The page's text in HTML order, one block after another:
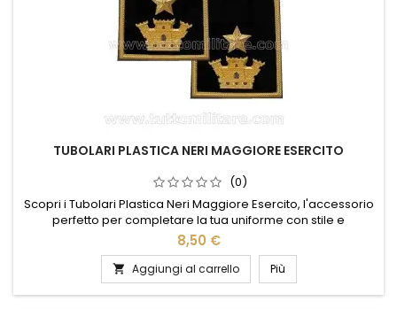
TUBOLARI PLASTICA NERI MAGGIORE ESERCITO
(0)
Scopri i Tubolari Plastica Neri Maggiore Esercito, l'accessorio
perfetto per completare la tua uniforme con stile e
funzionalità. Realizzati in plastica resistente, questi tubolari
offrono una durata eccezionale, mantenendo un aspetto
impeccabile anche nelle condizioni più impegnative. Il
design elegante e discreto si adatta perfettamente alla tua
divisa,...
8,50 €
 Aggiungi al carrello Più